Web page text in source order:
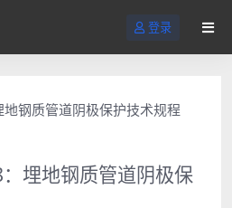
登录
埋地钢质管道阴极保